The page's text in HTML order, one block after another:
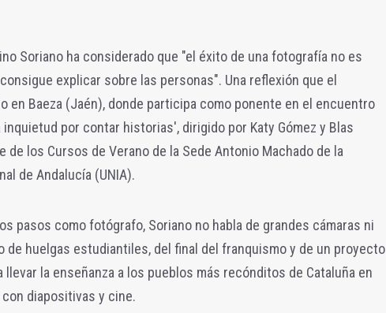
Soriano ha considerado que "el éxito de una fotografía no es
explicar sobre las personas". Una reflexión que el
en Baeza (Jaén), donde participa como ponente en el encuentro
por contar historias', dirigido por Katy Gómez y Blas
de los Cursos de Verano de la Sede Antonio Machado de la
de Andalucía (UNIA).
pasos como fotógrafo, Soriano no habla de grandes cámaras ni
de huelgas estudiantiles, del final del franquismo y de un proyecto
la enseñanza a los pueblos más recónditos de Cataluña en
diapositivas y cine.